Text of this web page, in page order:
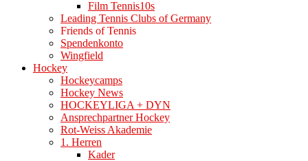
Film Tennis10s
Leading Tennis Clubs of Germany
Friends of Tennis
Spendenkonto
Wingfield
Hockey
Hockeycamps
Hockey News
HOCKEYLIGA + DYN
Ansprechpartner Hockey
Rot-Weiss Akademie
1. Herren
Kader